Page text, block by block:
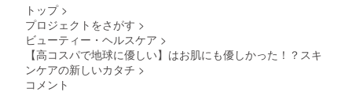
トップ >
プロジェクトをさがす >
ビューティー・ヘルスケア >
【高コスパで地球に優しい】はお肌にも優しかった！？スキ
ンケアの新しいカタチ >
コメント